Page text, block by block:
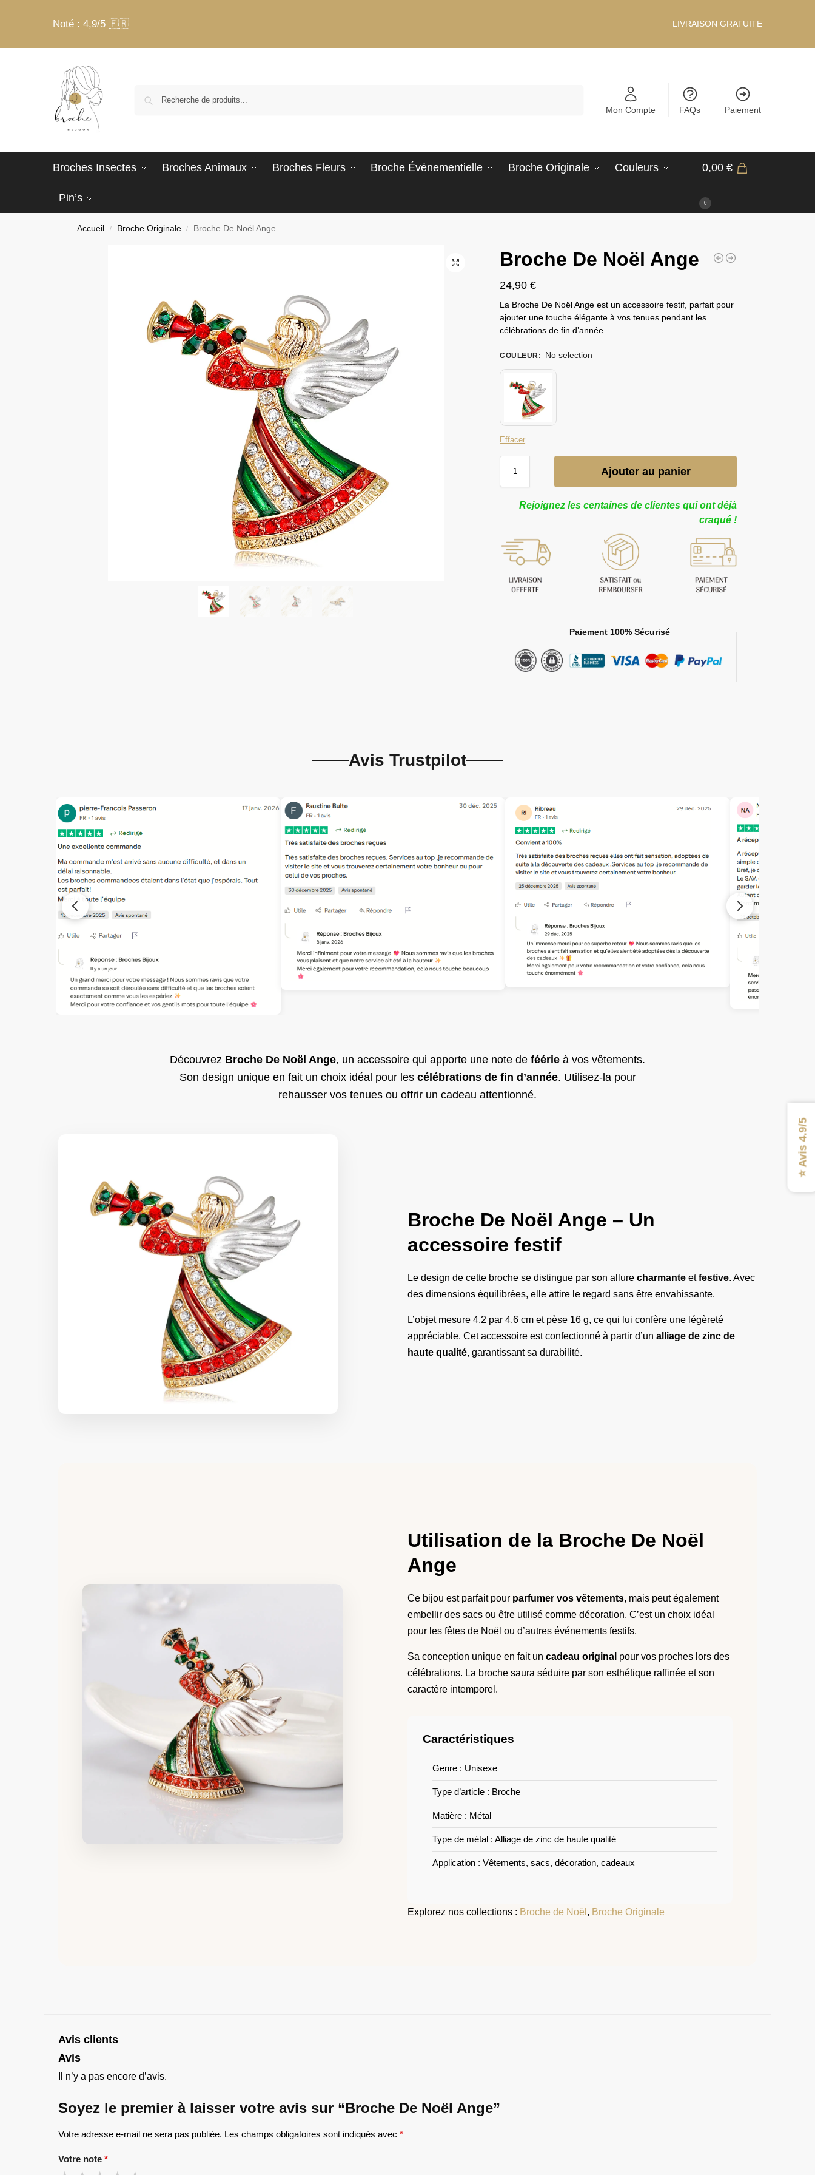
⭐ Avis 4.9/5
Noté : 4,9/5 🇫🇷 LIVRAISON GRATUITE
Mon Compte FAQs Paiement
Broches Insectes Broches Animaux Broches Fleurs Broche Événementielle Broche Originale Couleurs
Pin’s
0,00€
0
Accueil / Broche Originale / Broche De Noël Ange​
Broche De Noël Ange​
24,90€
La Broche De Noël Ange​ est un accessoire festif, parfait pour
ajouter une touche élégante à vos tenues pendant les
célébrations de fin d’année.
COULEUR : No selection
Effacer
Ajouter au panier
Rejoignez les centaines de clientes qui ont déjà
craqué !
Paiement 100% Sécurisé
Avis Trustpilot
Découvrez Broche De Noël Ange​, un accessoire qui apporte une note de féérie à vos vêtements.
Son design unique en fait un choix idéal pour les célébrations de fin d’année. Utilisez-la pour
rehausser vos tenues ou offrir un cadeau attentionné.
Broche De Noël Ange​ – Un
accessoire festif
Le design de cette broche se distingue par son allure charmante etfestive. Avec
des dimensions équilibrées, elle attire le regard sans être envahissante.
L’objet mesure 4,2 par 4,6 cm et pèse 16 g, ce qui lui confère une légèreté
appréciable. Cet accessoire est confectionné à partir d’un alliage de zinc de
haute qualité, garantissant sa durabilité.
Utilisation de la Broche De Noël
Ange​
Ce bijou est parfait pour parfumer vos vêtements, mais peut également
embellir des sacs ou être utilisé comme décoration. C’est un choix idéal
pour les fêtes de Noël ou d’autres événements festifs.
Sa conception unique en fait un cadeau original pour vos proches lors des
célébrations. La broche saura séduire par son esthétique raffinée et son
caractère intemporel.
Caractéristiques
Genre : Unisexe
Type d’article : Broche
Matière : Métal
Type de métal : Alliage de zinc de haute qualité
Application : Vêtements, sacs, décoration, cadeaux
Explorez nos collections : Broche de Noël , Broche Originale
Avis clients
Avis
Il n’y a pas encore d’avis.
Soyez le premier à laisser votre avis sur “Broche De Noël Ange​”
Votre adresse e-mail ne sera pas publiée. Les champs obligatoires sont indiqués avec *
Votre note *